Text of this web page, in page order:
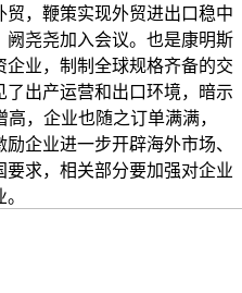
，鞭策实现外贸进出口稳中
尧尧加入会议。也是康明斯
业，制制全球规格齐备的交
出产运营和出口环境，暗示
，企业也随之订单满满，
企业进一步开辟海外市场、
求，相关部分要加强对企业